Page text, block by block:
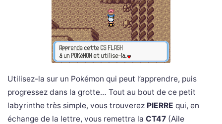
Utilisez-la sur un Pokémon qui peut l’apprendre, puis
progressez dans la grotte… Tout au bout de ce petit
labyrinthe très simple, vous trouverez PIERRE qui, en
échange de la lettre, vous remettra la CT47 (Aile